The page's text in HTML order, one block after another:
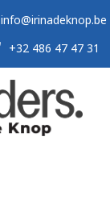
info@irinadeknop.be
+32 486 47 47 31